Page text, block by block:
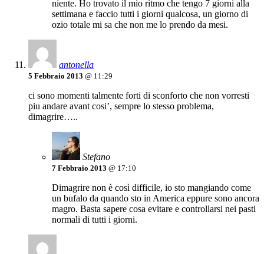
niente. Ho trovato il mio ritmo che tengo 7 giorni alla
settimana e faccio tutti i giorni qualcosa, un giorno di
ozio totale mi sa che non me lo prendo da mesi.
antonella
5 Febbraio 2013 @ 11:29
ci sono momenti talmente forti di sconforto che non vorresti
piu andare avant cosi’, sempre lo stesso problema,
dimagrire…..
Stefano
7 Febbraio 2013 @ 17:10
Dimagrire non è così difficile, io sto mangiando come
un bufalo da quando sto in America eppure sono ancora
magro. Basta sapere cosa evitare e controllarsi nei pasti
normali di tutti i giorni.